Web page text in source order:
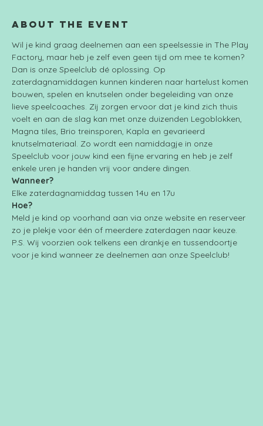
About the event
Wil je kind graag deelnemen aan een speelsessie in The Play
Factory, maar heb je zelf even geen tijd om mee te komen?
Dan is onze Speelclub dé oplossing. Op
zaterdagnamiddagen kunnen kinderen naar hartelust komen
bouwen, spelen en knutselen onder begeleiding van onze
lieve speelcoaches. Zij zorgen ervoor dat je kind zich thuis
voelt en aan de slag kan met onze duizenden Legoblokken,
Magna tiles, Brio treinsporen, Kapla en gevarieerd
knutselmateriaal. Zo wordt een namiddagje in onze
Speelclub voor jouw kind een fijne ervaring en heb je zelf
enkele uren je handen vrij voor andere dingen.
Wanneer?
Elke zaterdagnamiddag tussen 14u en 17u
Hoe?
Meld je kind op voorhand aan via onze website en reserveer
zo je plekje voor één of meerdere zaterdagen naar keuze.
P.S. Wij voorzien ook telkens een drankje en tussendoortje
voor je kind wanneer ze deelnemen aan onze Speelclub!